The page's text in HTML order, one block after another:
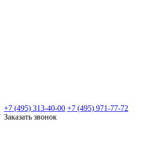
+7 (495) 313-40-00 +7 (495) 971-77-72
Заказать звонок